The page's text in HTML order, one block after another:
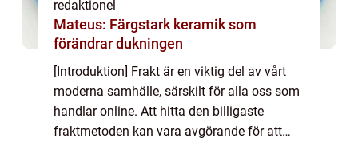
redaktionel
Mateus: Färgstark keramik som
förändrar dukningen
[Introduktion] Frakt är en viktig del av vårt
moderna samhälle, särskilt för alla oss som
handlar online. Att hitta den billigaste
fraktmetoden kan vara avgörande för att